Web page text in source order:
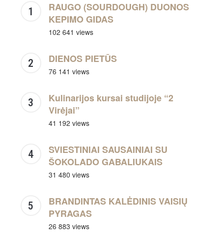
RAUGO (SOURDOUGH) DUONOS
KEPIMO GIDAS
102 641 views
DIENOS PIETŪS
76 141 views
Kulinarijos kursai studijoje “2
Virėjai”
41 192 views
SVIESTINIAI SAUSAINIAI SU
ŠOKOLADO GABALIUKAIS
31 480 views
BRANDINTAS KALĖDINIS VAISIŲ
PYRAGAS
26 883 views